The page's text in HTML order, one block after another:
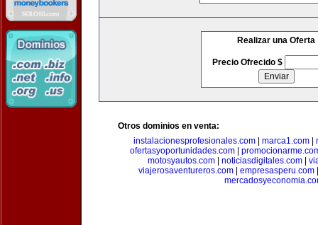
Realizar una Oferta
Precio Ofrecido $
Otros dominios en venta:
instalacionesprofesionales.com| marca1.com|
ofertasyoportunidades.com
motosyautos.com
noticiasdigitales.com
viajerosaventureros.com| empresasperu.com